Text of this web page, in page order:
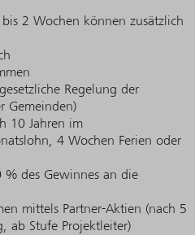
2 Wochen können zusätzlich
Regelung der
Gemeinden)
10 Jahren im
4 Wochen Ferien oder
des Gewinnes an die
mittels Partner-Aktien (nach 5
ab Stufe Projektleiter)